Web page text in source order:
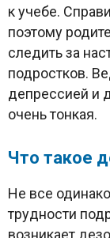
к учебе.
поэтому
следить за
подростков.
депрессией и
очень тонкая.
Что такое
Не все
трудности
возникает